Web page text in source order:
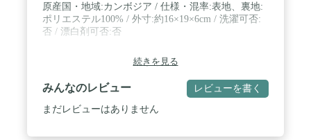
原産国・地域:カンボジア / 仕様・混率:表地、裏地:
ポリエステル100% / 外寸:約16×19×6cm / 洗濯可否:
否 / 漂白剤可否:否
続きを見る
みんなのレビュー レビューを書く
まだレビューはありません